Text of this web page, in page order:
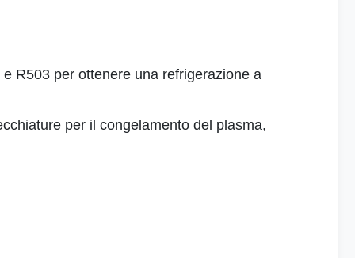
R503 per ottenere una refrigerazione a
per il congelamento del plasma,